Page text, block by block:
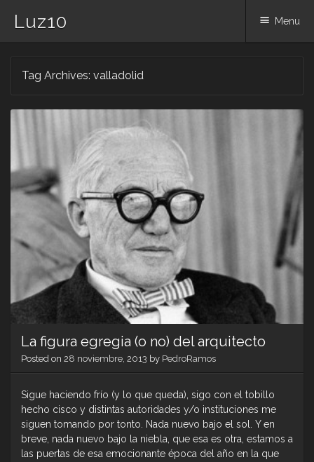
Luz10 Menu
Tag Archives: valladolid
La figura egregia (o no) del arquitecto
Posted on 28 noviembre, 2013 by PedroRamos
Sigue haciendo frío (y lo que queda), sigo con el tobillo
hecho cisco y distintas autoridades y/o instituciones me
siguen tomando por tonto. Nada nuevo bajo el sol. Y en
breve, nada nuevo bajo la niebla, que esa es otra, estamos a
las puertas de esa emocionante época del año en la que